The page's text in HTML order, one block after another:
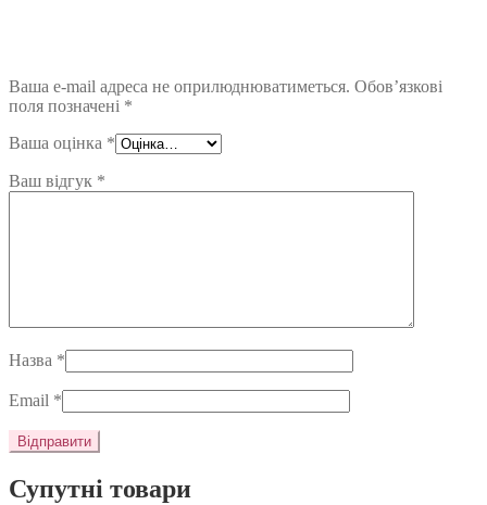
Ваша e-mail адреса не оприлюднюватиметься. Обов’язкові
поля позначені *
Ваша оцінка *
Ваш відгук *
Назва *
Email *
Супутні товари